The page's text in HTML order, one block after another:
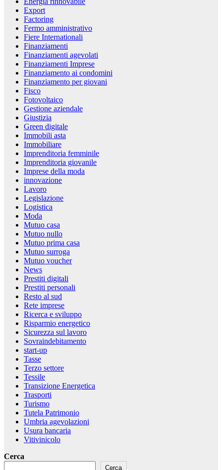
Export
Factoring
Fermo amministrativo
Fiere Internationali
Finanziamenti
Finanziamenti agevolati
Finanziamenti Imprese
Finanziamento ai condomini
Finanziamento per giovani
Fisco
Fotovoltaico
Gestione aziendale
Giustizia
Green digitale
Immobili asta
Immobiliare
Imprenditoria femminile
Imprenditoria giovanile
Imprese della moda
innovazione
Lavoro
Legislazione
Logistica
Moda
Mutuo casa
Mutuo nullo
Mutuo prima casa
Mutuo surroga
Mutuo voucher
News
Prestiti digitali
Prestiti personali
Resto al sud
Rete imprese
Ricerca e sviluppo
Risparmio energetico
Sicurezza sul lavoro
Sovraindebitamento
start-up
Tasse
Terzo settore
Tessile
Transizione Energetica
Trasporti
Turismo
Tutela Patrimonio
Umbria agevolazioni
Usura bancaria
Vitivinicolo
Cerca
Cerca